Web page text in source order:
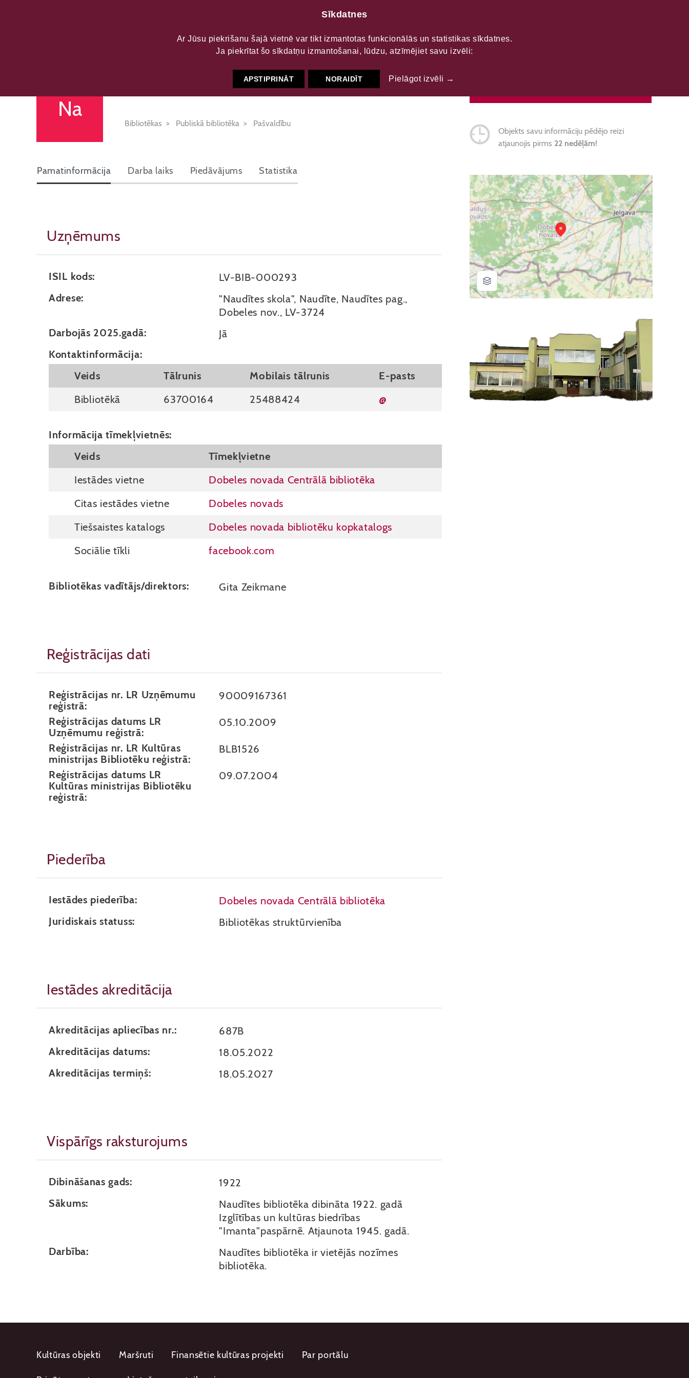
DATU PORTĀLS
Na
Naudītes bibliotēka
Bibliotēkas Publiskā bibliotēka Pašvaldību
Pamatinformācija Darba laiks Piedāvājums Statistika
Uzņēmums
ISIL kods: LV-BIB-000293
Adrese:
"Naudītes skola", Naudīte, Naudītes pag.,
Dobeles nov., LV-3724
Darbojās 2025.gadā: Jā
Kontaktinformācija:
Veids Tālrunis Mobilais tālrunis
E-pasts
Bibliotēkā
63700164 25488424 @
Informācija tīmekļvietnēs:
Veids
Tīmekļvietne
Iestādes vietne
Dobeles novada Centrālā bibliotēka
Citas iestādes vietne
Dobeles novads
Tiešsaistes katalogs
Dobeles novada bibliotēku kopkatalogs
Sociālie tīkli
facebook.com
Bibliotēkas vadītājs/direktors: Gita Zeikmane
Reģistrācijas dati
Reģistrācijas nr. LR Uzņēmumu
reģistrā:
90009167361
Reģistrācijas datums LR
Uzņēmumu reģistrā:
05.10.2009
Reģistrācijas nr. LR Kultūras
ministrijas Bibliotēku reģistrā:
BLB1526
Reģistrācijas datums LR
Kultūras ministrijas Bibliotēku
reģistrā:
09.07.2004
Piederība
Iestādes piederība: Dobeles novada Centrālā bibliotēka
Juridiskais statuss: Bibliotēkas struktūrvienība
Iestādes akreditācija
Akreditācijas apliecības nr.: 687B
Akreditācijas datums: 18.05.2022
Akreditācijas termiņš: 18.05.2027
Vispārīgs raksturojums
Dibināšanas gads: 1922
Sākums:
Naudītes bibliotēka dibināta 1922. gadā
Izglītības un kultūras biedrības
"Imanta"paspārnē. Atjaunota 1945. gadā.
Darbība:
Naudītes bibliotēka ir vietējās nozīmes
bibliotēka.
Objekts savu informāciju pēdējo reizi
atjaunojis pirms 22 nedēļām!
Kultūras objekti Maršruti Finansētie kultūras projekti Par portālu
Sīkdatnes
Ar Jūsu piekrišanu šajā vietnē var tikt izmantotas funkcionālās un statistikas sīkdatnes.
Ja piekrītat šo sīkdatņu izmantošanai, lūdzu, atzīmējiet savu izvēli:
APSTIPRINĀT NORAIDĪT Pielāgot izvēli →